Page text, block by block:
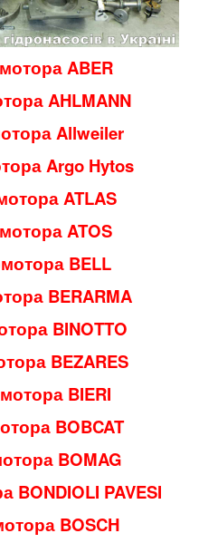
ABER
AHLMANN
Allweiler
Argo Hytos
ATLAS
ATOS
BELL
BERARMA
BINOTTO
BEZARES
BIERI
BOBCAT
BOMAG
BONDIOLI PAVESI
BOSCH